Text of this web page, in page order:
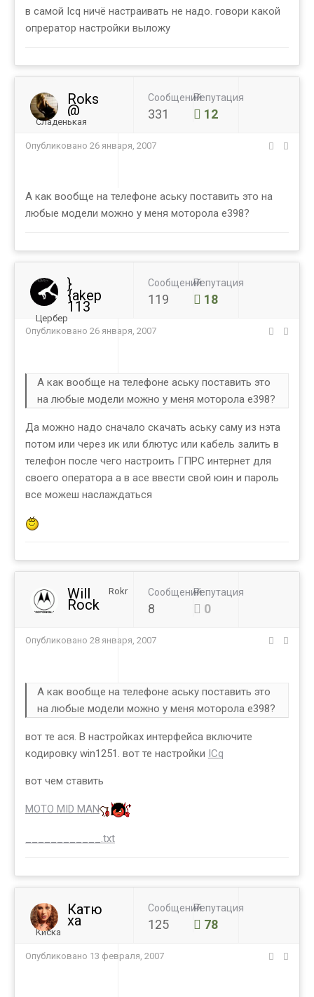
в самой Icq ничё настраивать не надо. говори какой
опрератор настройки выложу
Roks
@
Сладенькая
Сообщений
331
Репутация
12
Опубликовано 26 января, 2007
А как вообще на телефоне аську поставить это на
любые модели можно у меня моторола е398?
}
{akep
113
Цербер
Сообщений
119
Репутация
18
Опубликовано 26 января, 2007
А как вообще на телефоне аську поставить это
на любые модели можно у меня моторола е398?
Да можно надо сначало скачать аську саму из нэта
потом или через ик или блютус или кабель залить в
телефон после чего настроить ГПРС интернет для
своего оператора а в асе ввести свой юин и пароль
все можеш наслаждаться
Will
Rock
Rokr Сообщений
8
Репутация
0
Опубликовано 28 января, 2007
А как вообще на телефоне аську поставить это
на любые модели можно у меня моторола е398?
вот те ася. В настройках интерфейса включите
кодировку win1251. вот те настройки ICq
вот чем ставить
MOTO MID MAN
____________.txt
Катю
ха
Киска
Сообщений
125
Репутация
78
Опубликовано 13 февраля, 2007